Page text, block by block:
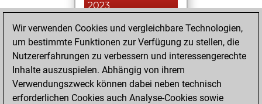
2023
You achieved a
BeautyScore of 82
Fritz
achieved a new Elo
of 1585
Wir verwenden Cookies und vergleichbare Technologien,
um bestimmte Funktionen zur Verfügung zu stellen, die
Nutzererfahrungen zu verbessern und interessengerechte
Inhalte auszuspielen. Abhängig von ihrem
Verwendungszweck können dabei neben technisch
erforderlichen Cookies auch Analyse-Cookies sowie